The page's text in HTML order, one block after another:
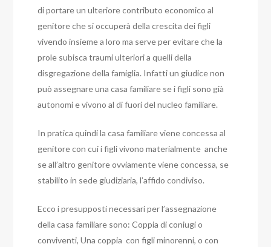
di portare un ulteriore contributo economico al
genitore che si occuperà della crescita dei figli
vivendo insieme a loro ma serve per evitare che la
prole subisca traumi ulteriori a quelli della
disgregazione della famiglia. Infatti un giudice non
può assegnare una casa familiare se i figli sono già
autonomi e vivono al di fuori del nucleo familiare.
In pratica quindi la casa familiare viene concessa al
genitore con cui i figli vivono materialmente anche
se all’altro genitore ovviamente viene concessa, se
stabilito in sede giudiziaria, l’affido condiviso.
Ecco i presupposti necessari per l’assegnazione
della casa familiare sono:Coppia di coniugi o
conviventi,Una coppia con figli minorenni, o con